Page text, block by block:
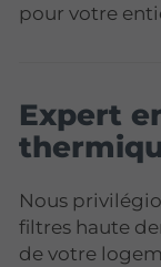
pour votre
Expert
Nous
filtres haute
de votre